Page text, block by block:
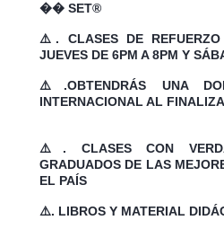
�� SET®
⚠️. CLASES DE
JUEVES DE 6PM A 8PM Y
⚠️.OBTENDRÁS UNA
INTERNACIONAL AL
⚠️. CLASES CON
GRADUADOS DE LAS
EL PAÍS
⚠️. LIBROS Y MATERIAL